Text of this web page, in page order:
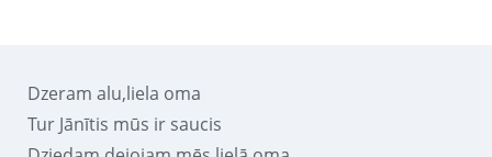
Dzeram alu,liela oma
Tur Jānītis mūs ir saucis